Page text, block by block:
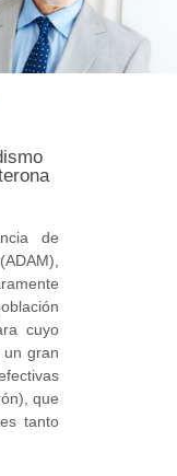
de
cuyo
gran
que
tanto